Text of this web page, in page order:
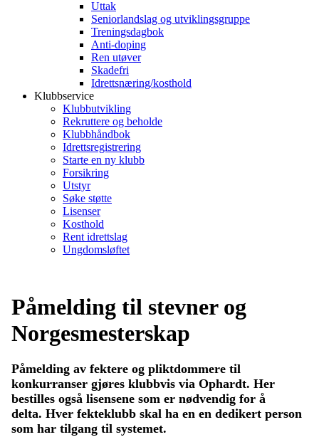
Uttak
Seniorlandslag og utviklingsgruppe
Treningsdagbok
Anti-doping
Ren utøver
Skadefri
Idrettsnæring/kosthold
Klubbservice
Klubbutvikling
Rekruttere og beholde
Klubbhåndbok
Idrettsregistrering
Starte en ny klubb
Forsikring
Utstyr
Søke støtte
Lisenser
Kosthold
Rent idrettslag
Ungdomsløftet
Påmelding til stevner og
Norgesmesterskap
Påmelding av fektere og pliktdommere til
konkurranser gjøres klubbvis via Ophardt. Her
bestilles også lisensene som er nødvendig for å
delta. Hver fekteklubb skal ha en en dedikert person
som har tilgang til systemet.